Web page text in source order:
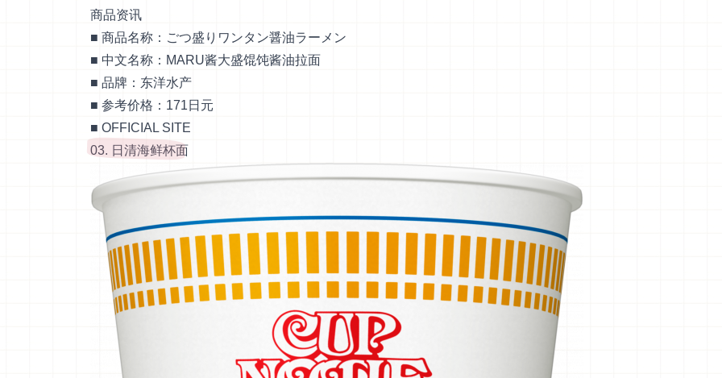
商品资讯
■ 商品名称：ごつ盛りワンタン醤油ラーメン
■ 中文名称：MARU酱大盛馄饨酱油拉面
■ 品牌：东洋水产
■ 参考价格：171日元
■ OFFICIAL SITE
03. 日清海鲜杯面